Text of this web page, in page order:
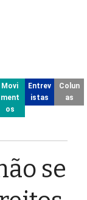
Movi
ment
os
Entrev
istas
Colun
as
se